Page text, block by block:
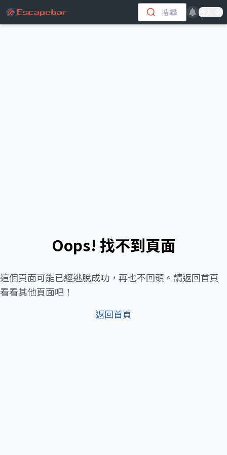
跳至主要內容
搜尋 登入
Oops! 找不到頁面
這個頁面可能已經逃脫成功，再也不回頭。請返回首頁
看看其他頁面吧！
返回首頁